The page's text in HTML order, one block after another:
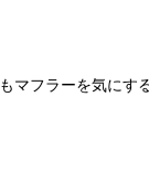
マフラーを気にす